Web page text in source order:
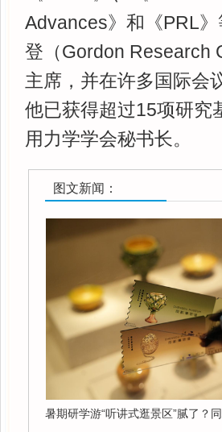
Advances》和《PRL
登（Gordon Research
主席，并在许多国际会
他已获得超过15项研究
用力学学会秘书长。
图文新闻：
暑期研学游“听讲式逛景区”腻了？